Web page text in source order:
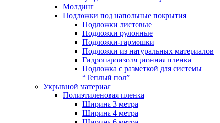
Молдинг
Подложки под напольные покрытия
Подложки листовые
Подложки рулонные
Подложки-гармошки
Подложки из натуральных материалов
Гидропароизоляционная пленка
Подложка с разметкой для системы
“Теплый пол”
Укрывной материал
Полиэтиленовая пленка
Ширина 3 метра
Ширина 4 метра